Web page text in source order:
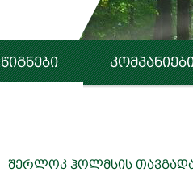
წიგნები
შერლოკ ჰოლმსის